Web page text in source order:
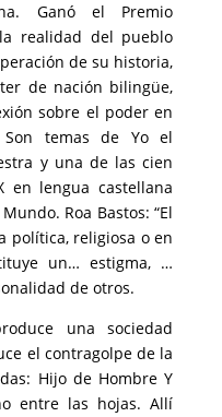
Ganó el Premio
realidad del pueblo
de su historia,
de nación bilingüe,
sobre el poder en
Son temas de Yo el
y una de las cien
en lengua castellana
Roa Bastos: “El
política, religiosa o en
un… estigma, …
de otros.
una sociedad
el contragolpe de la
Hijo de Hombre Y
entre las hojas. Allí